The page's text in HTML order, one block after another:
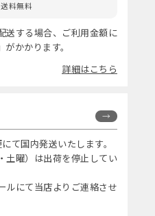
料無料
送する場合、ご利用金額に
かかります。
詳細はこちら
て国内発送いたします。
土曜）は出荷を停止してい
にて当店よりご連絡させ